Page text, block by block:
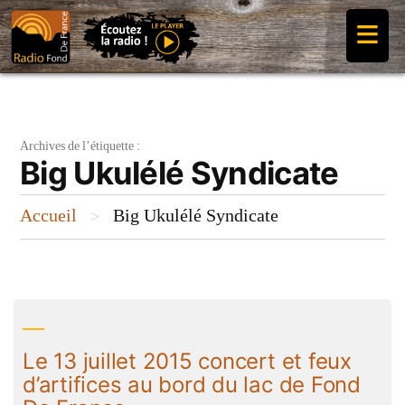
Aller
au
contenu
≡
Archives de l’étiquette :
Big Ukulélé Syndicate
Accueil > Big Ukulélé Syndicate
Le 13 juillet 2015 concert et feux
d’artifices au bord du lac de Fond